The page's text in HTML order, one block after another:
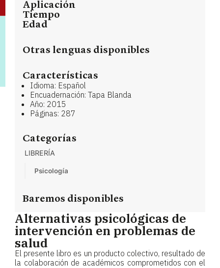
Aplicación
Tiempo
Edad
Otras lenguas disponibles
Características
Idioma: Español
Encuadernación: Tapa Blanda
Año: 2015
Páginas: 287
Categorías
LIBRERÍA
Psicología
Baremos disponibles
Alternativas psicológicas de
intervención en problemas de
salud
El presente libro es un producto colectivo, resultado de
la colaboración de académicos comprometidos con el